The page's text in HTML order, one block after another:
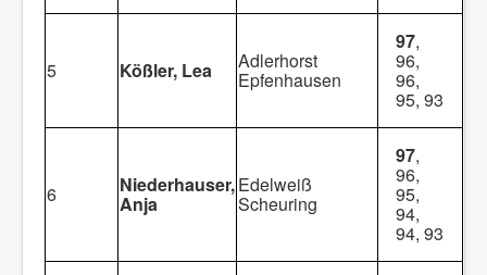
5 Kößler, Lea Adlerhorst
Epfenhausen
97,
96,
96,
95, 93
6 Niederhauser,
Anja
Edelweiß
Scheuring
97,
96,
95,
94,
94, 93